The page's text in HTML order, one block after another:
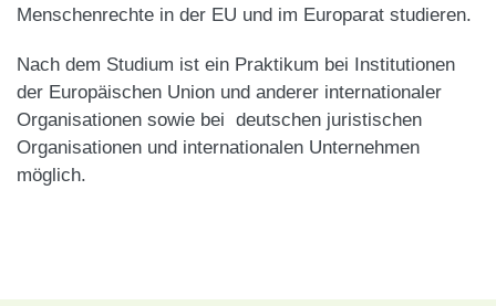
Menschenrechte in der EU und im Europarat studieren.
Nach dem Studium ist ein Praktikum bei Institutionen
der Europäischen Union und anderer internationaler
Organisationen sowie bei deutschen juristischen
Organisationen und internationalen Unternehmen
möglich.